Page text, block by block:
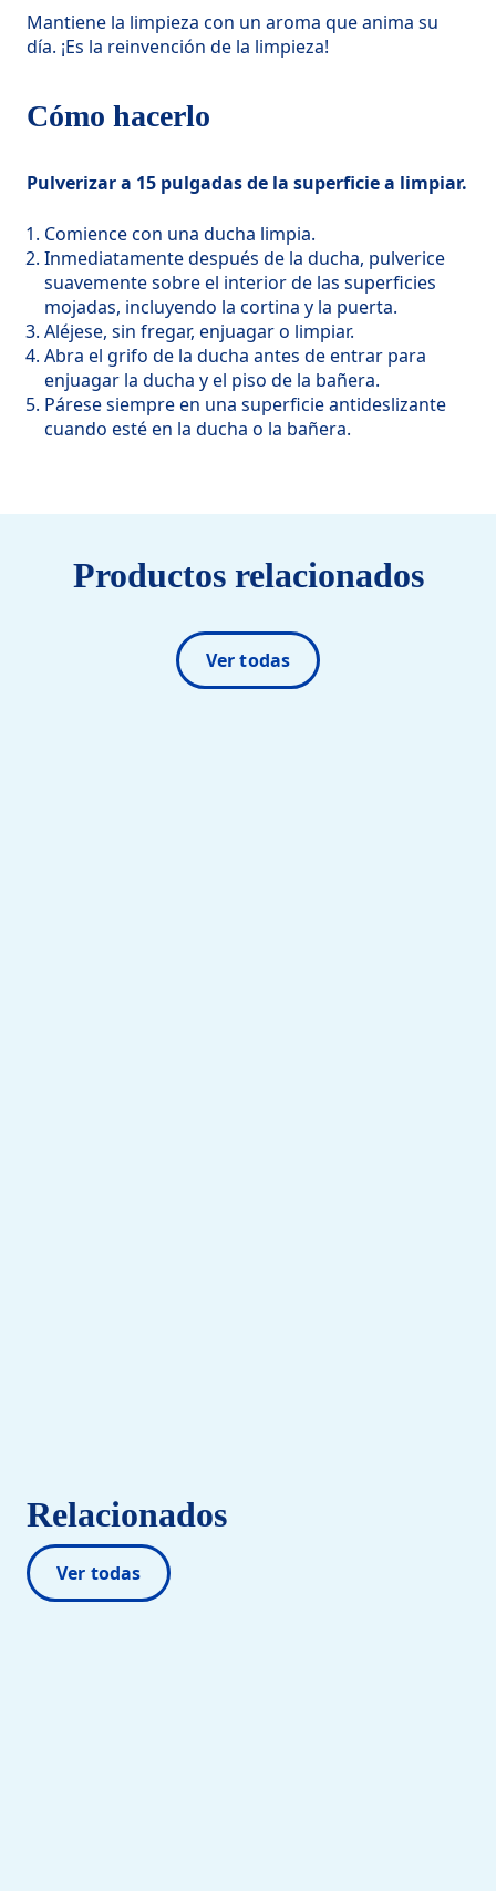
Mantiene la limpieza con un aroma que anima su
día. ¡Es la reinvención de la limpieza!
Cómo hacerlo
Pulverizar a 15 pulgadas de la superficie a limpiar.
Comience con una ducha limpia.
Inmediatamente después de la ducha, pulverice
suavemente sobre el interior de las superficies
mojadas, incluyendo la cortina y la puerta.
Aléjese, sin fregar, enjuagar o limpiar.
Abra el grifo de la ducha antes de entrar para
enjuagar la ducha y el piso de la bañera.
Párese siempre en una superficie antideslizante
cuando esté en la ducha o la bañera.
Productos relacionados
Ver todas
Relacionados
Ver todas